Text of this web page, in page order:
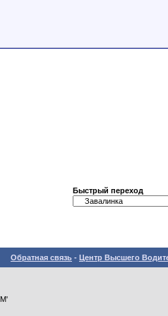
Быстрый переход
Обратная связь - Центр Высшего